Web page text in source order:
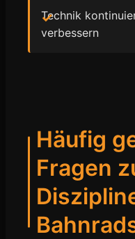
Technik
verbessern
Häufig
Fragen